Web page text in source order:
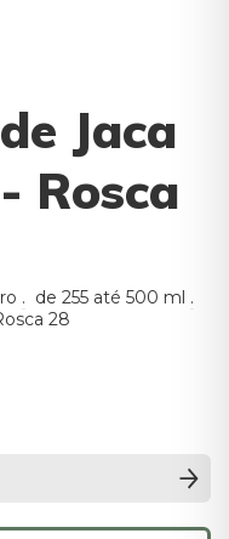
Jaca
Rosca
. de 255 até 500 ml .
28